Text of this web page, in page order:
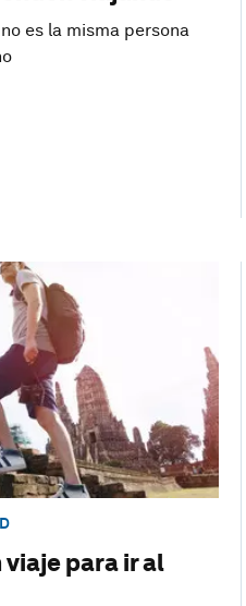
es la misma persona
viaje para ir al